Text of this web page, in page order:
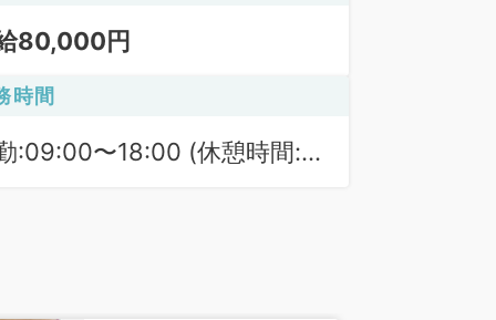
80,000円
時間
:09:00〜18:00 (休憩時間: